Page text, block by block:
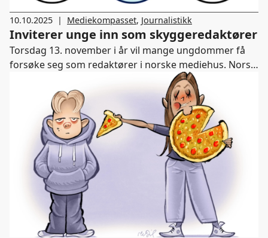
10.10.2025 | Mediekompasset, Journalistikk
Inviterer unge inn som skyggeredaktører
Torsdag 13. november i år vil mange ungdommer få
forsøke seg som redaktører i norske mediehus. Norsk
Redaktørforening har oppfordret sine 820
medlemmer til å invitere inn unge skyggeredaktør.
Målet er å dele informasjon om hva redaktørrollen
innebærer og også lære mer om hvilke saker unge vil
prioritere i mediene.